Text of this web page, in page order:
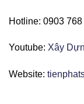
Hotline: 0903
Youtube: Xây
Website: